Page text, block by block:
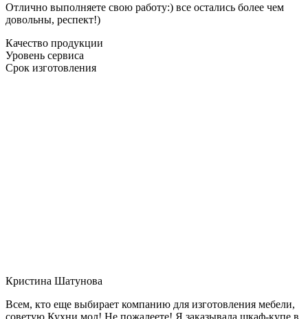
Отлично выполняете свою работу:) все остались более чем
довольны, респект!)
Качество продукции
Уровень сервиса
Срок изготовления
Кристина Шатунова
Всем, кто еще выбирает компанию для изготовления мебели,
советую Кухни мол! Не пожалеете! Я заказывала шкаф-купе в